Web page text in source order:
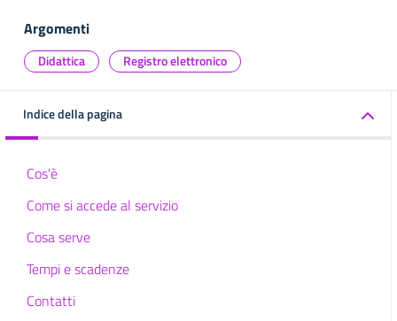
Argomenti
Didattica Registro elettronico
Indice della pagina
Cos'è
Come si accede al servizio
Cosa serve
Tempi e scadenze
Contatti